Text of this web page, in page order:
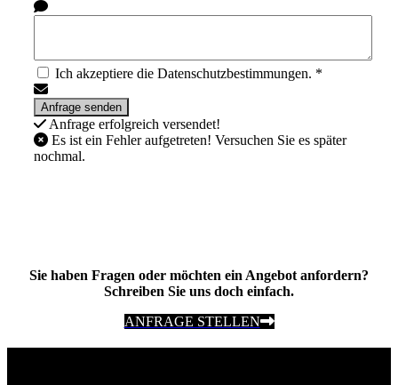
Ich akzeptiere die Datenschutzbestimmungen. *
Anfrage erfolgreich versendet!
Es ist ein Fehler aufgetreten! Versuchen Sie es später
nochmal.
Sie haben Fragen oder möchten ein Angebot anfordern?
Schreiben Sie uns doch einfach.
ANFRAGE STELLEN